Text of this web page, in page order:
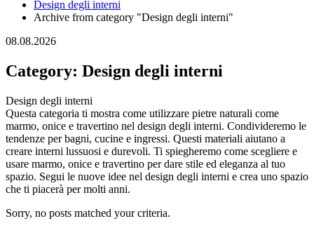
Design degli interni
Archive from category "Design degli interni"
08.08.2026
Category: Design degli interni
Design degli interni
Questa categoria ti mostra come utilizzare pietre naturali come
marmo, onice e travertino nel design degli interni. Condivideremo le
tendenze per bagni, cucine e ingressi. Questi materiali aiutano a
creare interni lussuosi e durevoli. Ti spiegheremo come scegliere e
usare marmo, onice e travertino per dare stile ed eleganza al tuo
spazio. Segui le nuove idee nel design degli interni e crea uno spazio
che ti piacerà per molti anni.
Sorry, no posts matched your criteria.